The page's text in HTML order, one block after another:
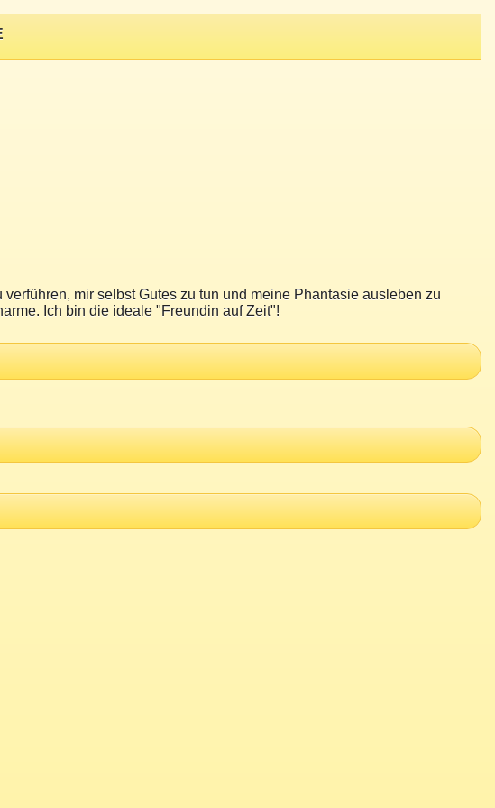
mir selbst Gutes zu tun und meine Phantasie ausleben zu
Ich bin die ideale "Freundin auf Zeit"!